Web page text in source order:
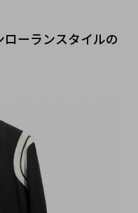
ーランスタイルの